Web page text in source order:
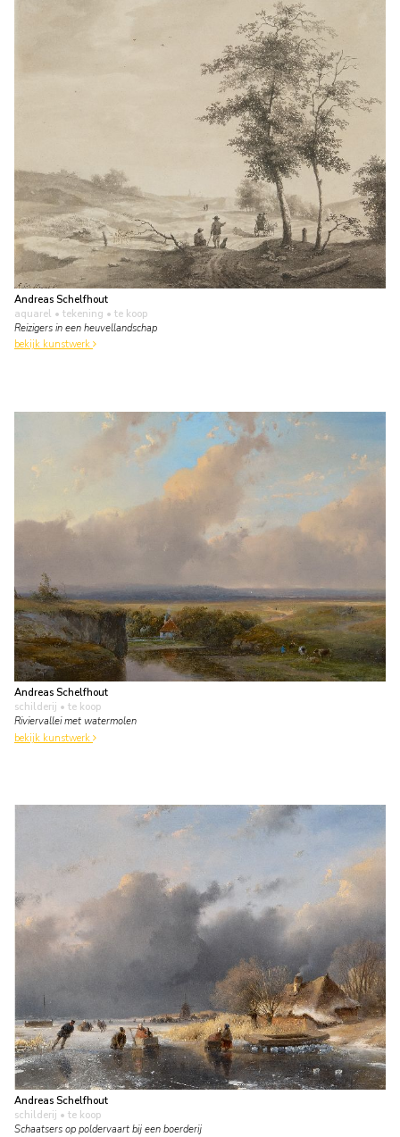
Andreas Schelfhout
aquarel • tekening • te koop
Reizigers in een heuvellandschap
bekijk kunstwerk
Andreas Schelfhout
schilderij • te koop
Riviervallei met watermolen
bekijk kunstwerk
Andreas Schelfhout
schilderij • te koop
Schaatsers op poldervaart bij een boerderij